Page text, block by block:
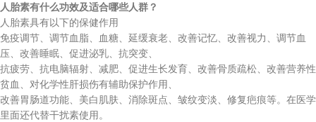
人胎素有什么功效及适合哪些人群？
人胎素具有以下的保健作用
免疫调节、调节血脂、血糖、延缓衰老、改善记忆、改善视力、调节血
压、改善睡眠、促进泌乳、抗突变、
抗疲劳、抗电脑辐射、减肥、促进生长发育、改善骨质疏松、改善营养性
贫血、对化学性肝损伤有辅助保护作用、
改善胃肠道功能、美白肌肤、消除斑点、皱纹变淡、修复疤痕等。在医学
里面还代替干扰素使用。